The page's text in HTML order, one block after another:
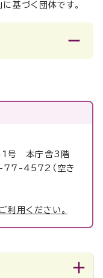
基づく団体です。
号 本庁舎3階
4572（空き
利用ください。